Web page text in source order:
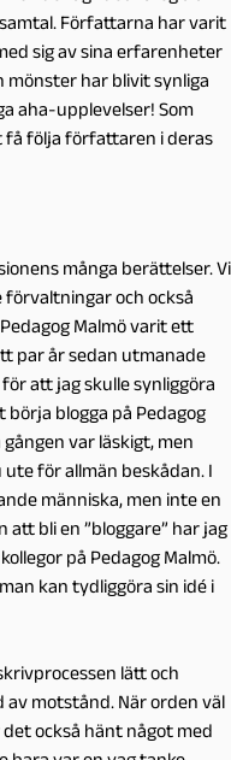
Författarna har varit
sig av sina erfarenheter
mönster har blivit synliga
aha-upplevelser! Som
få följa författaren i deras
många berättelser. Vi
och också
Malmö varit ett
par år sedan utmanade
att jag skulle synliggöra
blogga på Pedagog
var läskigt, men
för allmän beskådan. I
människa, men inte en
bli en ”bloggare” har jag
på Pedagog Malmö.
kan tydliggöra sin idé i
lätt och
av motstånd. När orden väl
också hänt något med